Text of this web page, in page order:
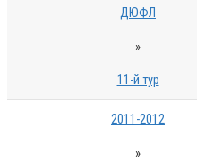
ДЮФЛ
»
11-й тур
2011-2012
»